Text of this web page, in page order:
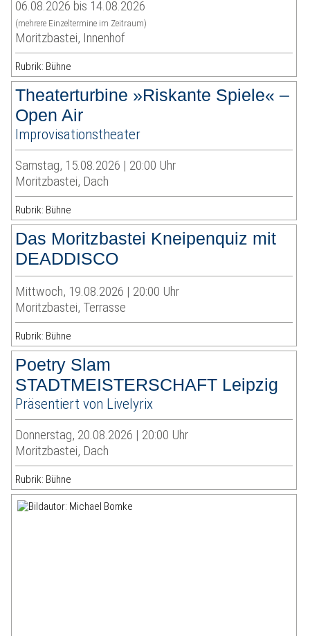
06.08.2026 bis 14.08.2026
(mehrere Einzeltermine im Zeitraum)
Moritzbastei, Innenhof
Rubrik: Bühne
Theaterturbine »Riskante Spiele« –
Open Air
Improvisationstheater
Samstag, 15.08.2026 | 20:00 Uhr
Moritzbastei, Dach
Rubrik: Bühne
Das Moritzbastei Kneipenquiz mit
DEADDISCO
Mittwoch, 19.08.2026 | 20:00 Uhr
Moritzbastei, Terrasse
Rubrik: Bühne
Poetry Slam
STADTMEISTERSCHAFT Leipzig
Präsentiert von Livelyrix
Donnerstag, 20.08.2026 | 20:00 Uhr
Moritzbastei, Dach
Rubrik: Bühne